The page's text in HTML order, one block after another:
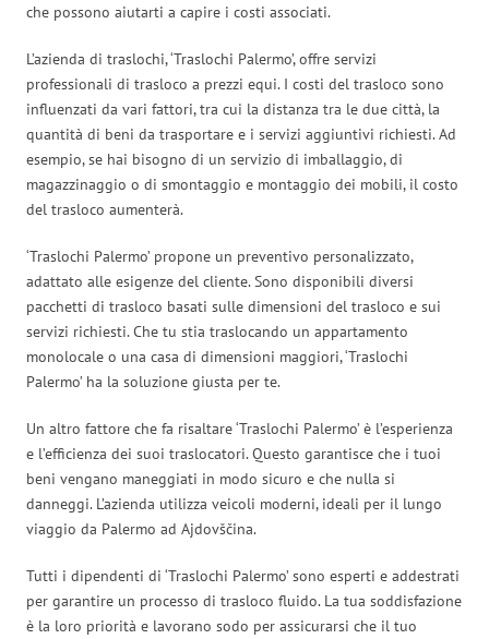
che possono aiutarti a capire i costi associati.
L’azienda di traslochi, ‘Traslochi Palermo’, offre servizi
professionali di trasloco a prezzi equi. I costi del trasloco sono
influenzati da vari fattori, tra cui la distanza tra le due città, la
quantità di beni da trasportare e i servizi aggiuntivi richiesti. Ad
esempio, se hai bisogno di un servizio di imballaggio, di
magazzinaggio o di smontaggio e montaggio dei mobili, il costo
del trasloco aumenterà.
‘Traslochi Palermo’ propone un preventivo personalizzato,
adattato alle esigenze del cliente. Sono disponibili diversi
pacchetti di trasloco basati sulle dimensioni del trasloco e sui
servizi richiesti. Che tu stia traslocando un appartamento
monolocale o una casa di dimensioni maggiori, ‘Traslochi
Palermo’ ha la soluzione giusta per te.
Un altro fattore che fa risaltare ‘Traslochi Palermo’ è l’esperienza
e l’efficienza dei suoi traslocatori. Questo garantisce che i tuoi
beni vengano maneggiati in modo sicuro e che nulla si
danneggi. L’azienda utilizza veicoli moderni, ideali per il lungo
viaggio da Palermo ad Ajdovščina.
Tutti i dipendenti di ‘Traslochi Palermo’ sono esperti e addestrati
per garantire un processo di trasloco fluido. La tua soddisfazione
è la loro priorità e lavorano sodo per assicurarsi che il tuo